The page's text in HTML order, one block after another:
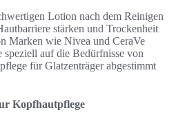
Lotion nach dem Reinigen
stärken und Trockenheit
Marken wie Nivea und CeraVe
speziell auf die Bedürfnisse von
für Glatzenträger abgestimmt
Kopfhautpflege